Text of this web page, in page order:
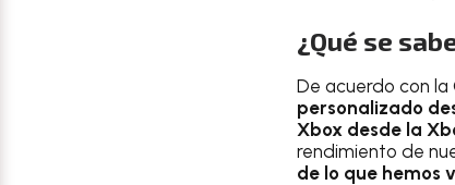
¿Qué se
De acuerdo con la
personalizado
Xbox desde la
rendimiento de
de lo que hemos